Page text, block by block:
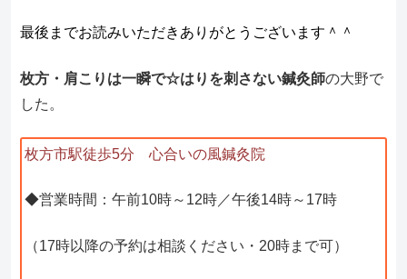
最後までお読みいただきありがとうございます＾＾
枚方・肩こりは一瞬で☆はりを刺さない鍼灸師の大野で
した。
枚方市駅徒歩5分 心合いの風鍼灸院
◆営業時間：午前10時～12時／午後14時～17時
（17時以降の予約は相談ください・20時まで可）